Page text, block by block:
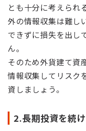
とも十分に考えられ
外の情報収集は難し
できずに損失を出し
ん。
そのため外貨建て資
情報収集してリスク
資しましょう。
2.長期投資を続